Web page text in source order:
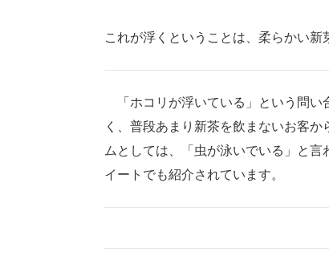
これが浮くということは、柔らかい
「ホコリが浮いている」という問い
く、普段あまり新茶を飲まないお客
ムとしては、「虫が泳いでいる」と
イートでも紹介されています。